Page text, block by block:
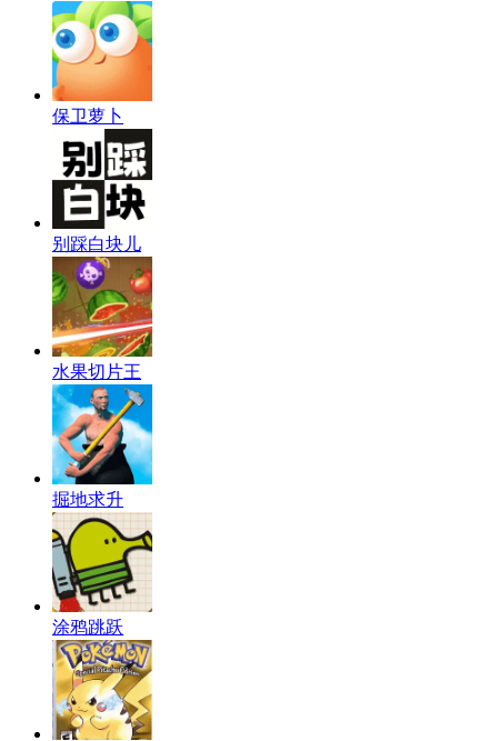
保卫萝卜
别踩白块儿
水果切片王
掘地求升
涂鸦跳跃